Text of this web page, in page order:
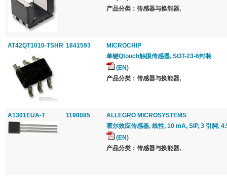
产品分类：传感器与换能器,
AT42QT1010-TSHR 1841593
MICROCHIP
单键Qtouch触摸传感器, SOT-23-6封装
(EN)
产品分类：传感器与换能器,
A1301EUA-T 1198085
ALLEGRO MICROSYSTEMS
霍尔效应传感器, 线性, 10 mA, SIP, 3 引脚,
(EN)
产品分类：传感器与换能器,